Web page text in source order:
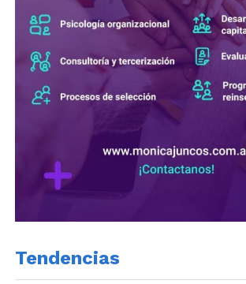
Tendencias